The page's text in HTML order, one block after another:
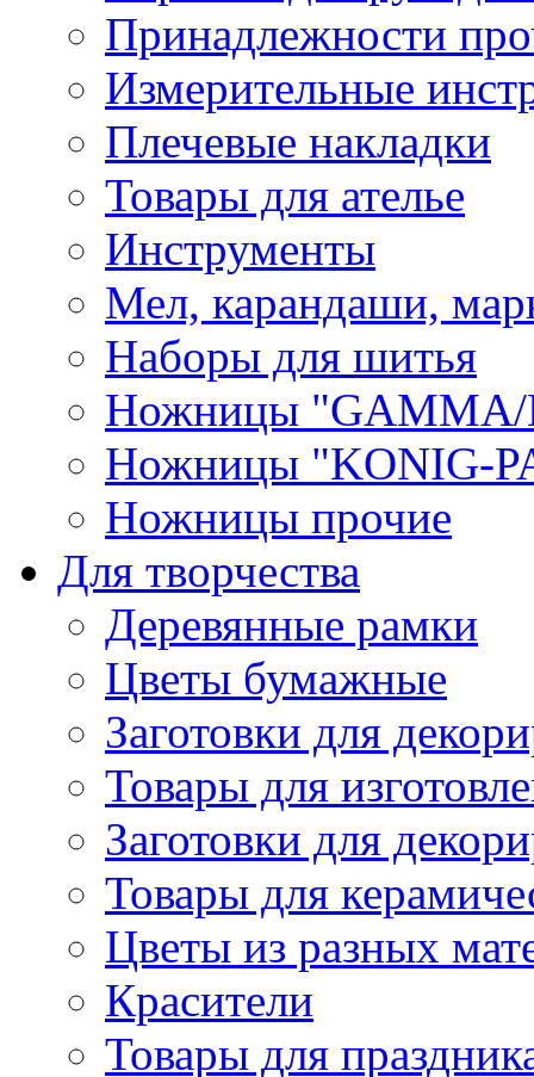
Принадлежности
Измерительные
Плечевые накладки
Товары для ателье
Инструменты
Мел, карандаши,
Наборы для шитья
Ножницы "GAMMA/
Ножницы "KONIG-
Ножницы прочие
Для творчества
Деревянные рамки
Цветы бумажные
Заготовки для
Товары для
Заготовки для
Товары для
Цветы из разных
Красители
Товары для